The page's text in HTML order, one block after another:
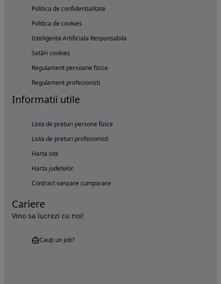
Politica de confidentialitate
Politica de cookies
Inteligenta Artificiala Responsabila
Setări cookies
Regulament persoane fizice
Regulament profesionisti
Informatii utile
Lista de preturi persone fizice
Lista de preturi profesionisti
Harta site
Harta judetelor
Contract vanzare cumparare
Cariere
Vino sa lucrezi cu noi!
Cauți un job?